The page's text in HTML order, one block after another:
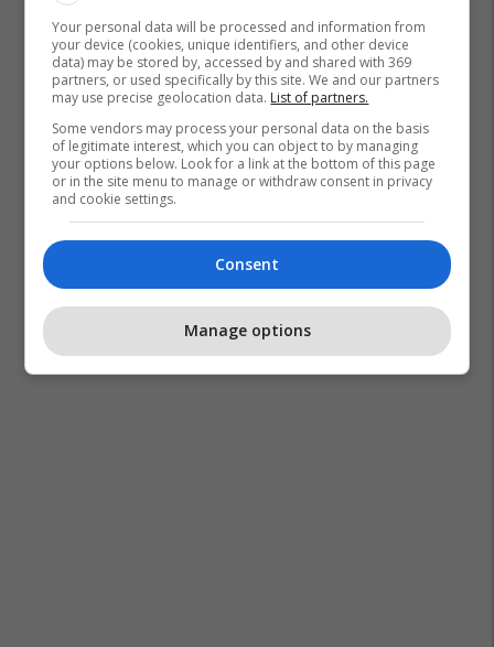
Your personal data will be processed and information from
your device (cookies, unique identifiers, and other device
data) may be stored by, accessed by and shared with 369
partners, or used specifically by this site. We and our partners
may use precise geolocation data. List of partners.
Some vendors may process your personal data on the basis
of legitimate interest, which you can object to by managing
your options below. Look for a link at the bottom of this page
or in the site menu to manage or withdraw consent in privacy
and cookie settings.
Consent
Manage options